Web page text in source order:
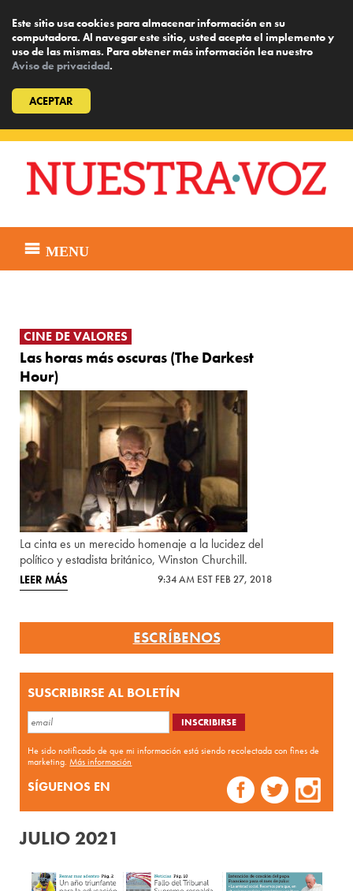
Este sitio usa cookies para almacenar información en su
computadora. Al navegar este sitio, usted acepta el implemento y
uso de las mismas. Para obtener más información lea nuestro
Aviso de privacidad.
ACEPTAR
content
MENU
CINE DE VALORES
Las horas más oscuras (The Darkest
Hour)
La cinta es un merecido homenaje a la lucidez del
político y estadista británico, Winston Churchill.
LEER MÁS 9:34 AM EST FEB 27, 2018
ESCRÍBENOS
SUSCRIBIRSE AL BOLETÍN
He sido notificado de que mi información está siendo recolectada con fines de
marketing.Más información
SÍGUENOS EN
JULIO 2021